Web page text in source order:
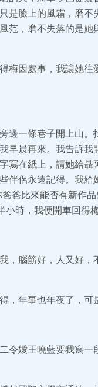
是臉上的風霜，磨不
范，磨不失落的是她
因處事，我讓她往
邊一條巷子開上山。
早晨再來。我告訴我
寫在紙上，請她給聶
伴侶永遠記得。我給
爸比來能否有新作
時，我便開車回得梅
，腦筋好，人又好，
，年事也年夜了，可
令嬡王曉藍要我寫一